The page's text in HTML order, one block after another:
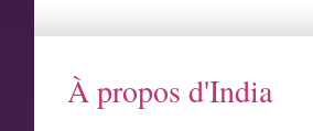
À propos d'India